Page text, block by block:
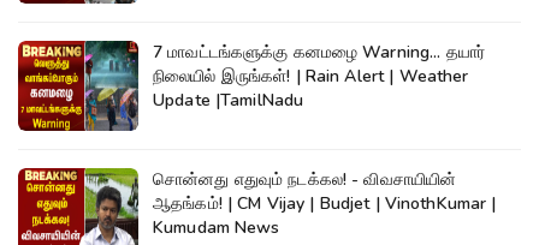
7 மாவட்டங்களுக்கு கனமழை Warning... தயார்
நிலையில் இருங்கள்! | Rain Alert | Weather
Update |TamilNadu
சொன்னது எதுவும் நடக்கல! - விவசாயியின்
ஆதங்கம்! | CM Vijay | Budjet | VinothKumar |
Kumudam News